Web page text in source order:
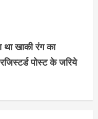
खाकी रंग का
पोस्ट के जरिये